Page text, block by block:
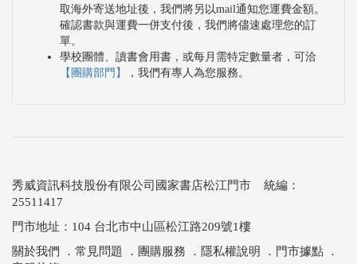
取海外寄送地址後，我們將另以mail通知您運費金額。
確認書款與運費一併支付後，我們將儘速處理您的訂
單。
學校團體、讀書會用書，或每月需特定數量者，可洽
【團購部門】
，我們有專人為您服務。
秀威資訊科技股份有限公司國家書店松江門市 統編：
25511417
門市地址：104 台北市中山區松江路209號1樓
關於我們
． 常見問題 ． 團購服務 ． 隱私權說明 ． 門市據點 ．